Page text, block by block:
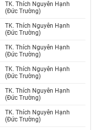
TK. Thích Nguyên Hạnh
(Đức Trường)
TK. Thích Nguyên Hạnh
(Đức Trường)
TK. Thích Nguyên Hạnh
(Đức Trường)
TK. Thích Nguyên Hạnh
(Đức Trường)
TK. Thích Nguyên Hạnh
(Đức Trường)
TK. Thích Nguyên Hạnh
(Đức Trường)